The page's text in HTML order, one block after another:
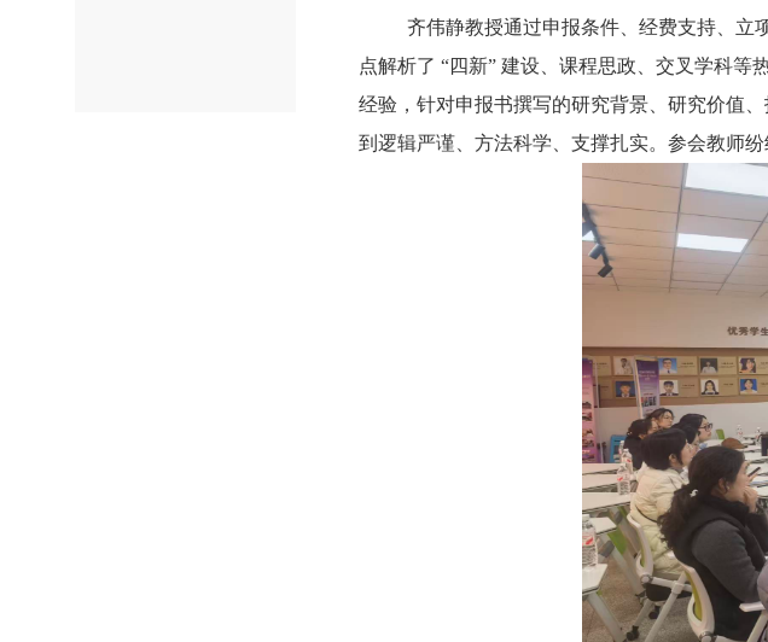
齐伟静教授通过申报条件、经费支持、立
点解析了 “四新” 建设、课程思政、交叉学科等
经验，针对申报书撰写的研究背景、研究价值
到逻辑严谨、方法科学、支撑扎实。参会教师